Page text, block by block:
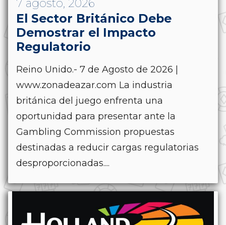
7 agosto, 2026
El Sector Británico Debe
Demostrar el Impacto
Regulatorio
Reino Unido.- 7 de Agosto de 2026 |
www.zonadeazar.com La industria
británica del juego enfrenta una
oportunidad para presentar ante la
Gambling Commission propuestas
destinadas a reducir cargas regulatorias
desproporcionadas....